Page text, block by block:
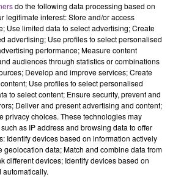
DE REIMS FERME
institutions du centre-ville
JouéClub est contraint de
11h17
11h17
do the following data processing based on
legitimate interest: Store and/or access
Use limited data to select advertising; Create
advertising; Use profiles to select personalised
performance; Measure content
audiences through statistics or combinations
Develop and improve services; Create
Use profiles to select personalised
to select content; Ensure security, prevent and
Deliver and present advertising and content;
privacy choices. These technologies may
as IP address and browsing data to offer
Identify devices based on information actively
geolocation data; Match and combine data from
different devices; Identify devices based on